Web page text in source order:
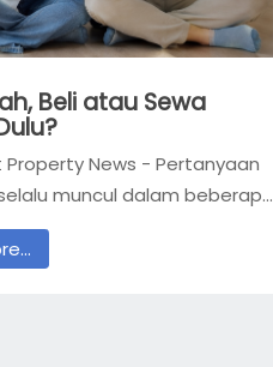
Beli atau Sewa
Property News - Pertanyaan
muncul dalam beberap...